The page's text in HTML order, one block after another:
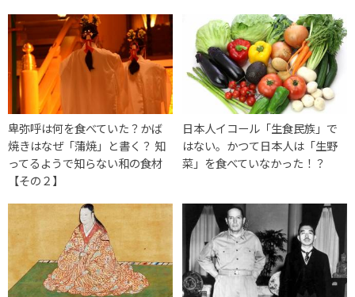
卑弥呼は何を食べていた？かば
焼きはなぜ「蒲焼」と書く？ 知
ってるようで知らない和の食材
【その２】
日本人イコール「生食民族」で
はない。かつて日本人は「生野
菜」を食べていなかった！？